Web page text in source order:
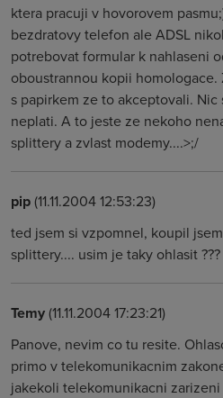
ktera pracuji v hovorovem
bezdratovy telefon ale ADSL
potrebovat formular k nahlaseni
oboustrannou kopii
s papirkem ze to akceptovali.
neplati. A to jeste ze nekoho
splittery a zvlast modemy....>;/
pip(11.11.2004 12:53:23)
ted jsem si vzpomnel, koupil
splittery.... usim je taky ohlasit
Temy(11.11.2004 17:23:21)
Panove, nevim co tu resite.
primo v telekomunikacnim
jakekoli telekomunikacni